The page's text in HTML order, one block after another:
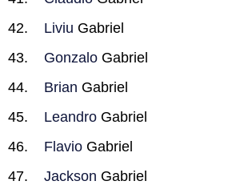
Liviu Gabriel
Gonzalo Gabriel
Brian Gabriel
Leandro Gabriel
Flavio Gabriel
Jackson Gabriel